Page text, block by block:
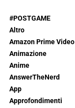
#POSTGAME
Altro
Amazon Prime Video
Animazione
Anime
AnswerTheNerd
App
Approfondimenti